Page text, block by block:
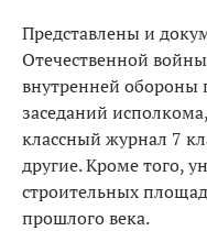
Представлены и
Отечественной
внутренней обороны
заседаний
классный журнал 7
другие. Кроме того,
строительных
прошлого века.